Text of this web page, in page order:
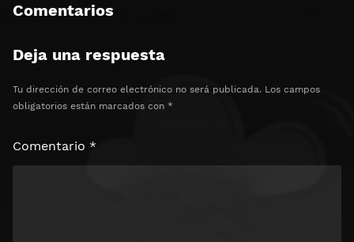
Comentarios
Deja una respuesta
Tu dirección de correo electrónico no será publicada. Los campos
obligatorios están marcados con *
Comentario *